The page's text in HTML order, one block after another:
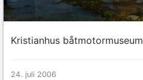
Kristianhus båtmotormuseum
24. juli 2006